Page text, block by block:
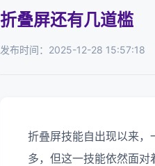
折叠屏还有几道槛
发布时间：2025-12-28 15:57:18
折叠屏技能自出现以来
多，但这一技能依然面